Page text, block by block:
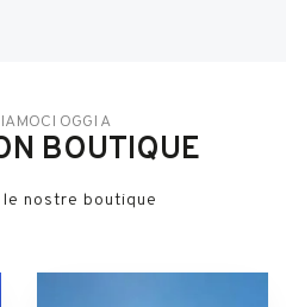
OGGI A
BOUTIQUE
nostre boutique